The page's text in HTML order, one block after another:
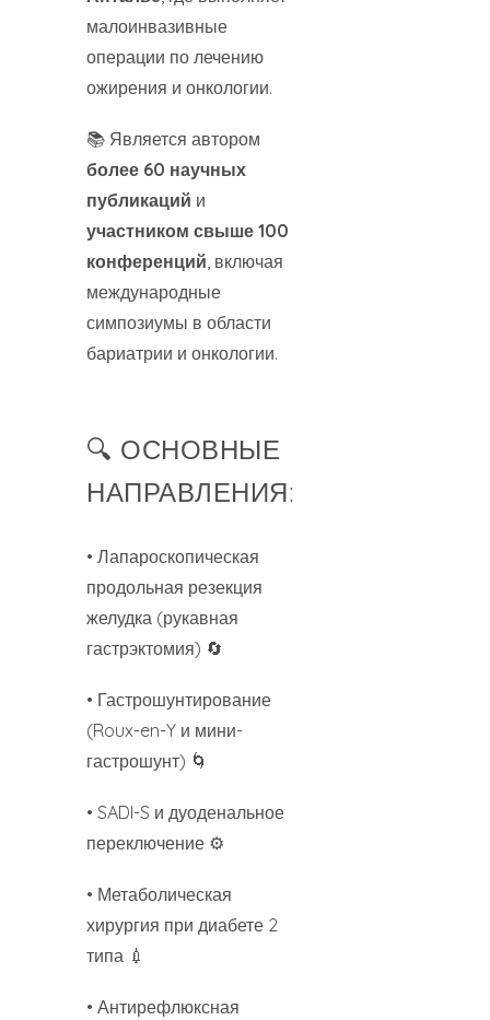
малоинвазивные
операции по лечению
ожирения и онкологии.
📚 Является автором
более 60 научных
публикаций и
участником свыше 100
конференций, включая
международные
симпозиумы в области
бариатрии и онкологии.
🔍 ОСНОВНЫЕ
НАПРАВЛЕНИЯ:
• Лапароскопическая
продольная резекция
желудка (рукавная
гастрэктомия) 🔄
• Гастрошунтирование
(Roux-en-Y и мини-
гастрошунт) 🌀
• SADI-S и дуоденальное
переключение ⚙️
• Метаболическая
хирургия при диабете 2
типа 💉
• Антирефлюксная